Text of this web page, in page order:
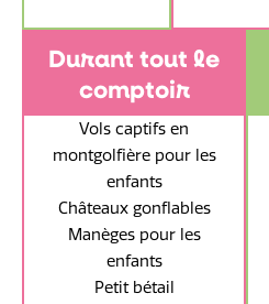
Durant tout le
comptoir
Vols captifs en
montgolfière pour les
enfants
Châteaux gonflables
Manèges pour les
enfants
Petit bétail